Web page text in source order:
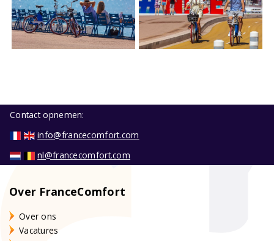
Contact opnemen:
info@francecomfort.com
nl@francecomfort.com
Over FranceComfort
Over ons
Vacatures